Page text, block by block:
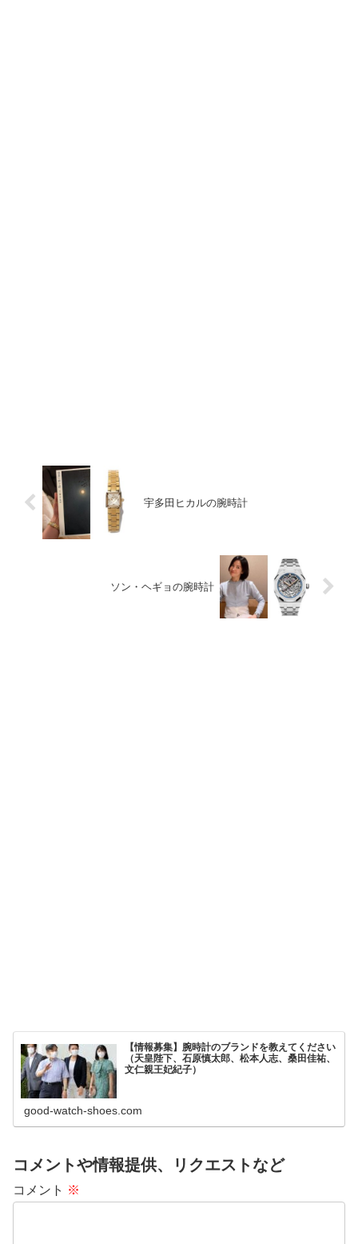
宇多田ヒカルの腕時計
ソン・ヘギョの腕時計
【情報募集】腕時計のブランドを教えてください
（天皇陛下、石原慎太郎、松本人志、桑田佳祐、
文仁親王妃紀子）
good-watch-shoes.com
コメントや情報提供、リクエストなど
コメント ※